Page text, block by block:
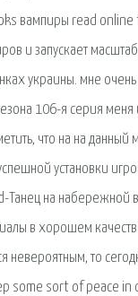
вампиры read
и запускает
украины. мне
106-я серия
что на на данный
установки
Танец на
в хорошем
невероятным, то
some sort of peace in